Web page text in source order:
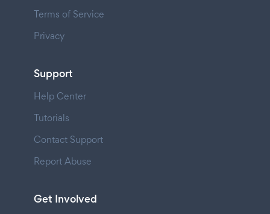
Terms of Service
Privacy
Support
Help Center
Tutorials
Contact Support
Report Abuse
Get Involved